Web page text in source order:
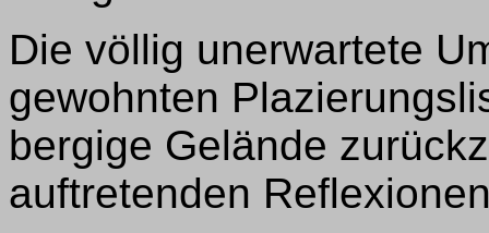
Die völlig unerwartete
gewohnten
bergige Gelände
auftretenden